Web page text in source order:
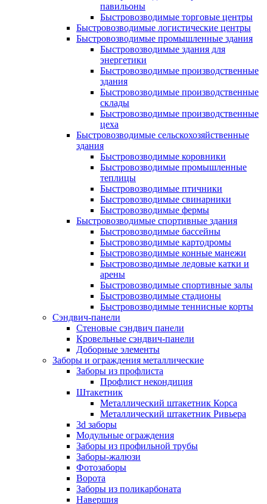
павильоны
Быстровозводимые торговые центры
Быстровозводимые логистические центры
Быстровозводимые промышленные здания
Быстровозводимые здания для
энергетики
Быстровозводимые производственные
здания
Быстровозводимые производственные
склады
Быстровозводимые производственные
цеха
Быстровозводимые сельскохозяйственные
здания
Быстровозводимые коровники
Быстровозводимые промышленные
теплицы
Быстровозводимые птичники
Быстровозводимые свинарники
Быстровозводимые фермы
Быстровозводимые спортивные здания
Быстровозводимые бассейны
Быстровозводимые картодромы
Быстровозводимые конные манежи
Быстровозводимые ледовые катки и
арены
Быстровозводимые спортивные залы
Быстровозводимые стадионы
Быстровозводимые теннисные корты
Сэндвич-панели
Стеновые сэндвич панели
Кровельные сэндвич-панели
Доборные элементы
Заборы и ограждения металлические
Заборы из профлиста
Профлист некондиция
Штакетник
Металлический штакетник Корса
Металлический штакетник Ривьера
3d заборы
Модульные ограждения
Заборы из профильной трубы
Заборы-жалюзи
Фотозаборы
Ворота
Заборы из поликарбоната
Навершия